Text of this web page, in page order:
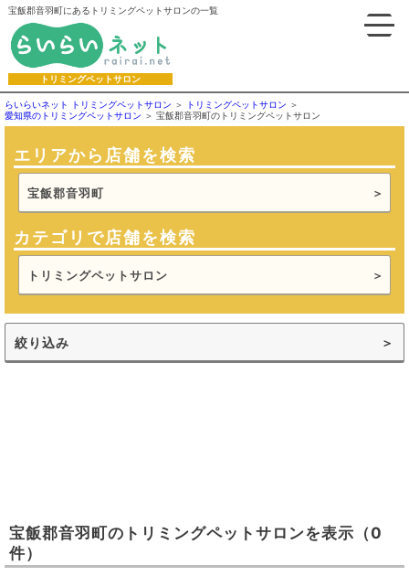
宝飯郡音羽町にあるトリミングペットサロンの一覧
トリミングペットサロン
らいらいネット トリミングペットサロン
トリミングペットサロン
愛知県のトリミングペットサロン
宝飯郡音羽町のトリミングペットサロン
エリアから店舗を検索
宝飯郡音羽町
カテゴリで店舗を検索
トリミングペットサロン
絞り込み
宝飯郡音羽町の トリミングペットサロンを表示 （0
件）